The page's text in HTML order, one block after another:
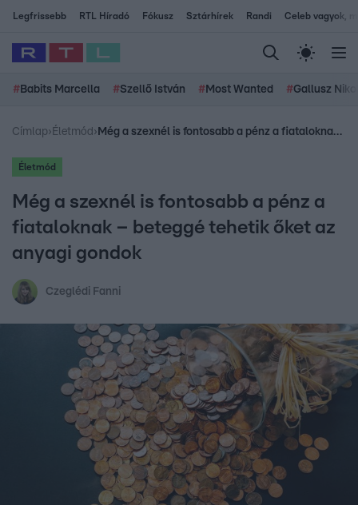
Legfrissebb RTL Híradó Fókusz Sztárhírek Randi Celeb vagyok,
# Babits Marcella #Szellő István # Most Wanted #Gallusz
Címlap› Életmód › Még a szexnél is fontosabb a pénz a fiataloknak – beteggé tehetik őket az anyagi gondok
Életmód
Még a szexnél is fontosabb a pénz a
fiataloknak – beteggé tehetik őket az
anyagi gondok
Czeglédi Fanni